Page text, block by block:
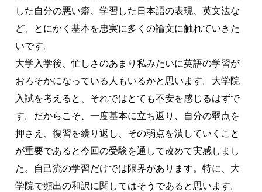
した自分の悪い癖、学習した日本語の表現、英文法な
ど、とにかく基本を忠実に多くの論文に触れていきた
いです。
大学入学後、忙しさのあまり私みたいに英語の学習が
おろそかになっている人もいるかと思います。大学院
入試を考えると、それではとても不安を感じるはずで
す。だからこそ、一度基本に立ち返り、自分の弱点を
押さえ、復習を繰り返し、その弱点を潰していくこと
が重要であると今回の受験を通して改めて実感しまし
た。自己流の学習だけでは限界があります。特に、大
学院で頻出の和訳に関してはそうであると思います。